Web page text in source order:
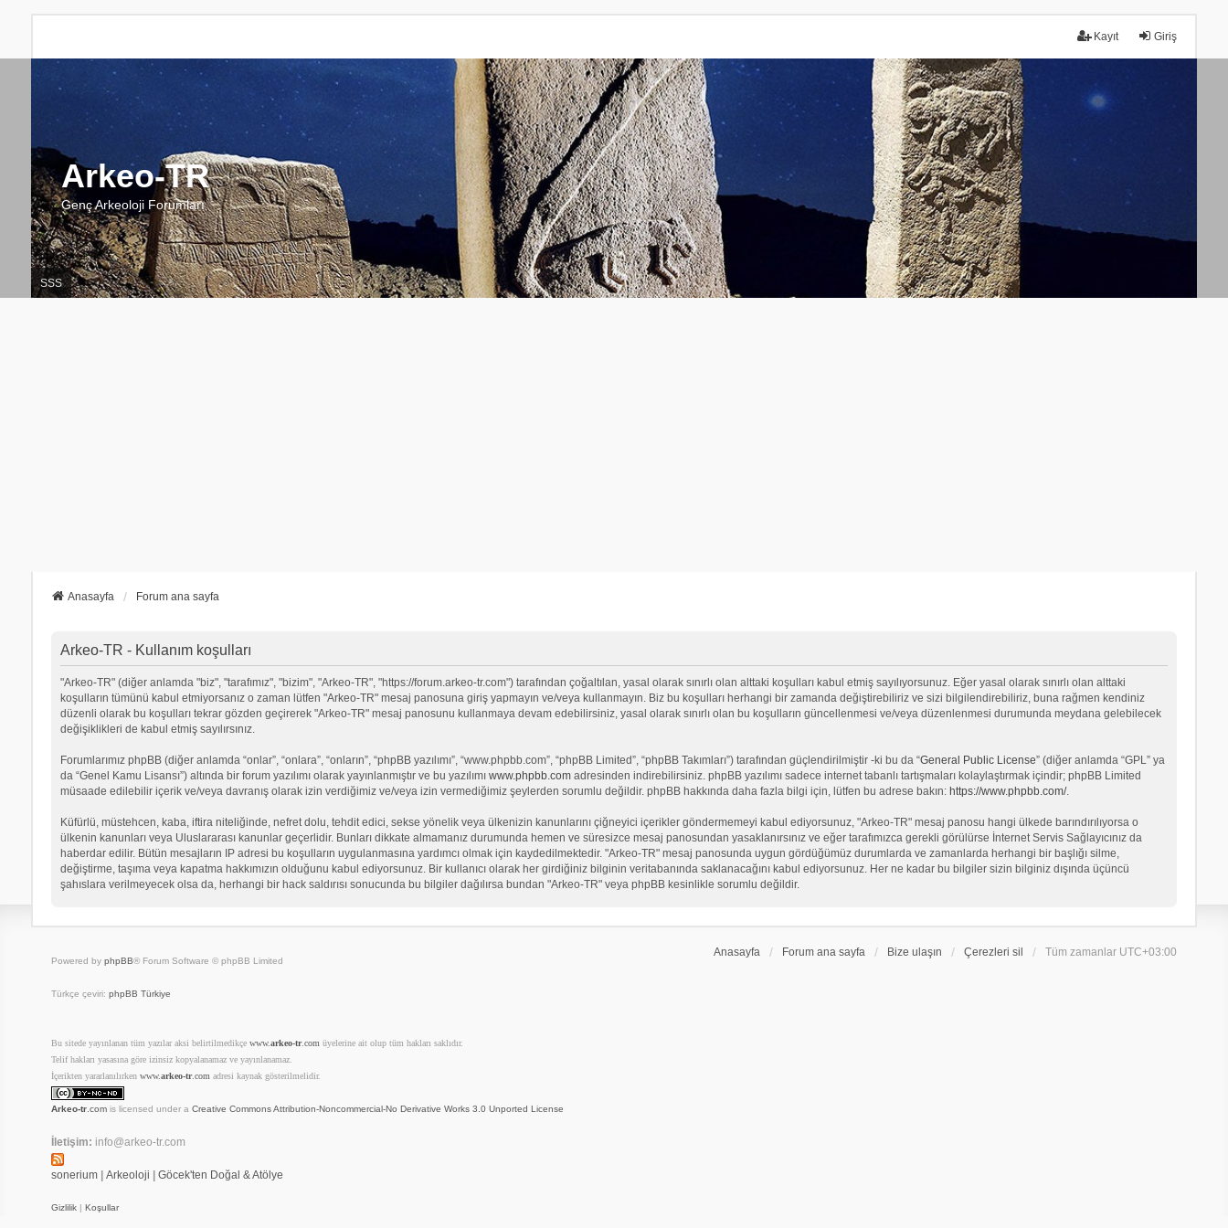
Giriş
Kayıt
Arkeo-TR
Genç Arkeoloji Forumları
SSS
Anasayfa Forum ana sayfa
Arkeo-TR - Kullanım koşulları
"Arkeo-TR" (diğer anlamda "biz", "tarafımız", "bizim", "Arkeo-TR", "https://forum.arkeo-tr.com") tarafından çoğaltılan, yasal olarak sınırlı olan alttaki koşulları kabul etmiş sayılıyorsunuz. Eğer yasal olarak sınırlı olan alttaki
koşulların tümünü kabul etmiyorsanız o zaman lütfen "Arkeo-TR" mesaj panosuna giriş yapmayın ve/veya kullanmayın. Biz bu koşulları herhangi bir zamanda değiştirebiliriz ve sizi bilgilendirebiliriz, buna rağmen kendiniz
düzenli olarak bu koşulları tekrar gözden geçirerek "Arkeo-TR" mesaj panosunu kullanmaya devam edebilirsiniz, yasal olarak sınırlı olan bu koşulların güncellenmesi ve/veya düzenlenmesi durumunda meydana gelebilecek
değişiklikleri de kabul etmiş sayılırsınız.
Forumlarımız phpBB (diğer anlamda “onlar”, “onlara”, “onların”, “phpBB yazılımı”, “www.phpbb.com”, “phpBB Limited”, “phpBB Takımları”) tarafından güçlendirilmiştir -ki bu da “General Public License” (diğer anlamda “GPL” ya
da “Genel Kamu Lisansı”) altında bir forum yazılımı olarak yayınlanmıştır ve bu yazılımı www.phpbb.comadresinden indirebilirsiniz. phpBB yazılımı sadece internet tabanlı tartışmaları kolaylaştırmak içindir; phpBB Limited
müsaade edilebilir içerik ve/veya davranış olarak izin verdiğimiz ve/veya izin vermediğimiz şeylerden sorumlu değildir. phpBB hakkında daha fazla bilgi için, lütfen bu adrese bakın: https://www.phpbb.com/.
Küfürlü, müstehcen, kaba, iftira niteliğinde, nefret dolu, tehdit edici, sekse yönelik veya ülkenizin kanunlarını çiğneyici içerikler göndermemeyi kabul ediyorsunuz, "Arkeo-TR" mesaj panosu hangi ülkede barındırılıyorsa o
ülkenin kanunları veya Uluslararası kanunlar geçerlidir. Bunları dikkate almamanız durumunda hemen ve süresizce mesaj panosundan yasaklanırsınız ve eğer tarafımızca gerekli görülürse İnternet Servis Sağlayıcınız da
haberdar edilir. Bütün mesajların IP adresi bu koşulların uygulanmasına yardımcı olmak için kaydedilmektedir. "Arkeo-TR" mesaj panosunda uygun gördüğümüz durumlarda ve zamanlarda herhangi bir başlığı silme,
değiştirme, taşıma veya kapatma hakkımızın olduğunu kabul ediyorsunuz. Bir kullanıcı olarak her girdiğiniz bilginin veritabanında saklanacağını kabul ediyorsunuz. Her ne kadar bu bilgiler sizin bilginiz dışında üçüncü
şahıslara verilmeyecek olsa da, herhangi bir hack saldırısı sonucunda bu bilgiler dağılırsa bundan "Arkeo-TR" veya phpBB kesinlikle sorumlu değildir.
Anasayfa Forum ana sayfa Bize ulaşın Çerezleri sil Tüm zamanlar UTC+03:00
Powered by phpBB® Forum Software © phpBB Limited
Türkçe çeviri: phpBB Türkiye
Bu sitede yayınlanan tüm yazılar aksi belirtilmedikçe www.arkeo-tr.com üyelerine ait olup tüm hakları saklıdır.
Telif hakları yasasına göre izinsiz kopyalanamaz ve yayınlanamaz.
İçerikten yararlanılırken www.arkeo-tr.com adresi kaynak gösterilmelidir.
Arkeo-tr.comis licensed under a Creative Commons Attribution-Noncommercial-No Derivative Works 3.0 Unported License
İletişim: info@arkeo-tr.com
sonerium Arkeoloji Göcek'ten Doğal & Atölye
Gizlilik| Koşullar